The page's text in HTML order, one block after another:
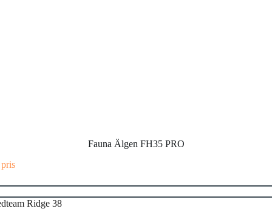
Fauna Älgen FH35 PRO